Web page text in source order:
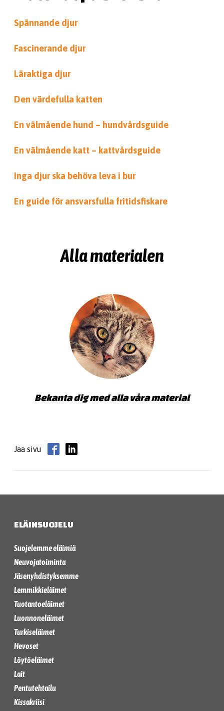
Spännande djur
Fascinerande djur
Läraktiga djur
Den värdefulla katten
En välmående hund – hundvårdsguide
En välmående katt – kattvårdsguide
Inga djur ska behöva leva i bur
En guide för ansvarsfulla fritidsfiskare
Alla materialen
Bekanta dig med alla våra material
Jaa sivu
ELÄINSUOJELU
Suojelemme eläimiä
Neuvojatoiminta
Jäsenyhdistyksemme
Lemmikkieläimet
Tuotantoeläimet
Luonnoneläimet
Turkiseläimet
Hevoset
Löytöeläimet
Lait
Pentutehtailu
Kissakriisi